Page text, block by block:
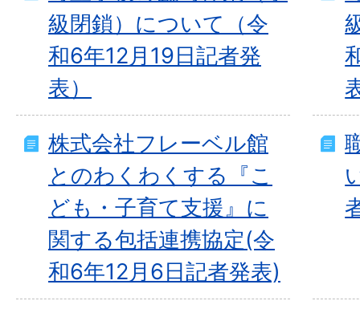
級閉鎖）について（令
和6年12月19日記者発
表）
株式会社フレーベル館
とのわくわくする『こ
ども・子育て支援』に
関する包括連携協定(令
和6年12月6日記者発表)